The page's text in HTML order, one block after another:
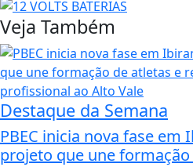
Veja Também
Destaque da Semana
PBEC inicia nova fase em
projeto que une formação